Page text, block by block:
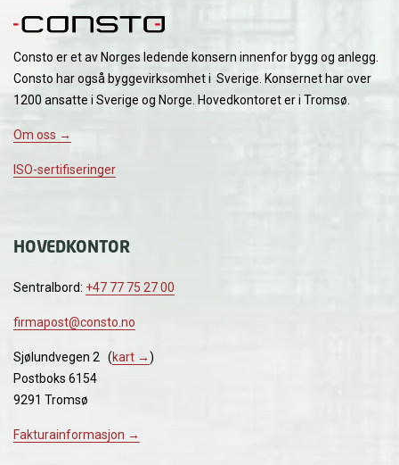
Consto er et av Norges ledende konsern innenfor bygg og anlegg.
Consto har også byggevirksomhet i Sverige. Konsernet har over
1200 ansatte i Sverige og Norge. Hovedkontoret er i Tromsø.
Om oss →
ISO-sertifiseringer
HOVEDKONTOR
Sentralbord: +47 77 75 27 00
firmapost@consto.no
Sjølundvegen 2 (kart →)
Postboks 6154
9291 Tromsø
Fakturainformasjon →